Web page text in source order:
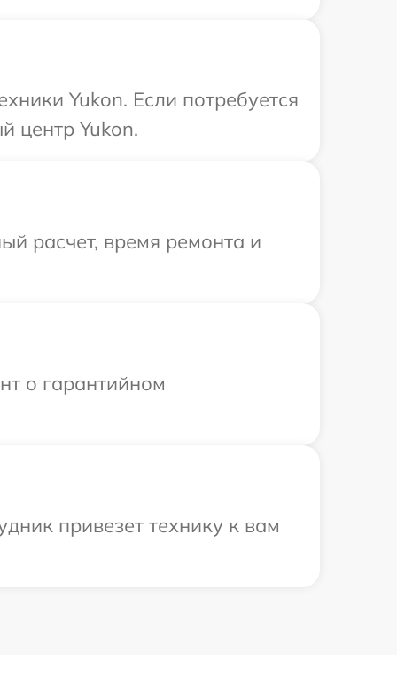
Yukon. Если потребуется
центр Yukon.
расчет, время ремонта и
о гарантийном
привезет технику к вам